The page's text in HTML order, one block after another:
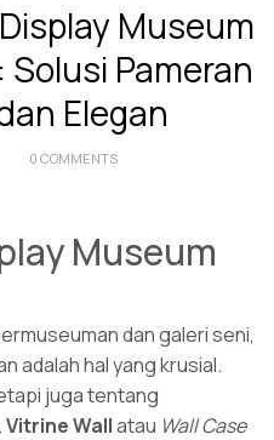
Museum
Pameran
Elegan
0 COMMENTS
Museum
dan galeri seni,
adalah hal yang krusial.
juga tentang
Vitrine Wallatau Wall Case